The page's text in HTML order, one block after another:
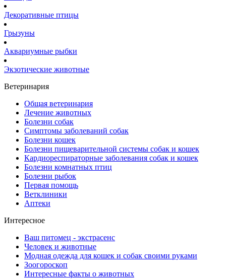
Декоративные птицы
Грызуны
Аквариумные рыбки
Экзотические животные
Ветеринария
Общая ветеринария
Лечение животных
Болезни собак
Симптомы заболеваний собак
Болезни кошек
Болезни пищеварительной системы собак и кошек
Кардиореспираторные заболевания собак и кошек
Болезни комнатных птиц
Болезни рыбок
Первая помощь
Ветклиники
Аптеки
Интересное
Ваш питомец - экстрасенс
Человек и животные
Модная одежда для кошек и собак своими руками
Зоогороскоп
Интересные факты о животных